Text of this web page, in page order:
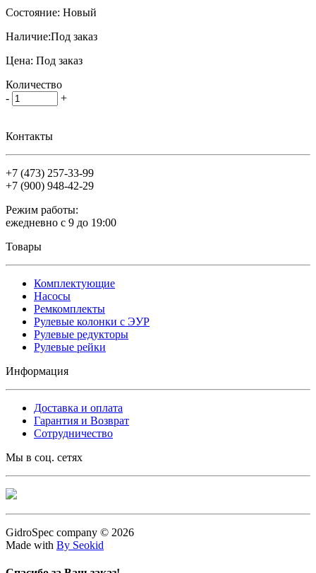
Состояние: Новый
Наличие:Под заказ
Цена: Под заказ
Количество
-
+
Контакты
+7 (473) 257-33-99
+7 (900) 948-42-29
Режим работы:
ежедневно с 9 до 19:00
Товары
Комплектующие
Насосы
Ремкомплекты
Рулевые колонки с ЭУР
Рулевые редукторы
Рулевые рейки
Информация
Доставка и оплата
Гарантия и Возврат
Сотрудничество
Мы в соц. сетях
GidroSpec company © 2026
Made with By Seokid